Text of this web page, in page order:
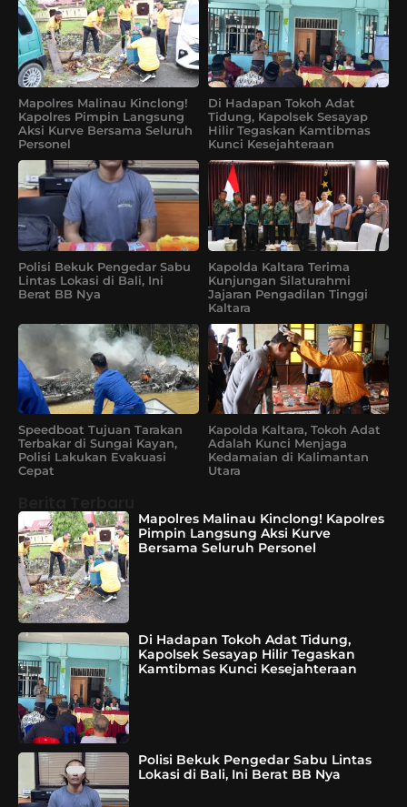
Mapolres Malinau Kinclong!
Kapolres Pimpin Langsung
Aksi Kurve Bersama Seluruh
Personel
Di Hadapan Tokoh Adat
Tidung, Kapolsek Sesayap
Hilir Tegaskan Kamtibmas
Kunci Kesejahteraan
Polisi Bekuk Pengedar Sabu
Lintas Lokasi di Bali, Ini
Berat BB Nya
Kapolda Kaltara Terima
Kunjungan Silaturahmi
Jajaran Pengadilan Tinggi
Kaltara
Speedboat Tujuan Tarakan
Terbakar di Sungai Kayan,
Polisi Lakukan Evakuasi
Cepat
Kapolda Kaltara, Tokoh Adat
Adalah Kunci Menjaga
Kedamaian di Kalimantan
Utara
Mapolres Malinau Kinclong! Kapolres
Pimpin Langsung Aksi Kurve
Bersama Seluruh Personel
Di Hadapan Tokoh Adat Tidung,
Kapolsek Sesayap Hilir Tegaskan
Kamtibmas Kunci Kesejahteraan
Polisi Bekuk Pengedar Sabu Lintas
Lokasi di Bali, Ini Berat BB Nya